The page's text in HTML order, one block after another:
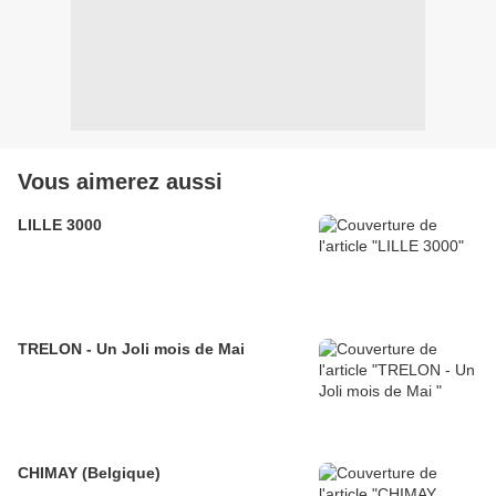
Vous aimerez aussi
LILLE 3000
TRELON - Un Joli mois de Mai
CHIMAY (Belgique)